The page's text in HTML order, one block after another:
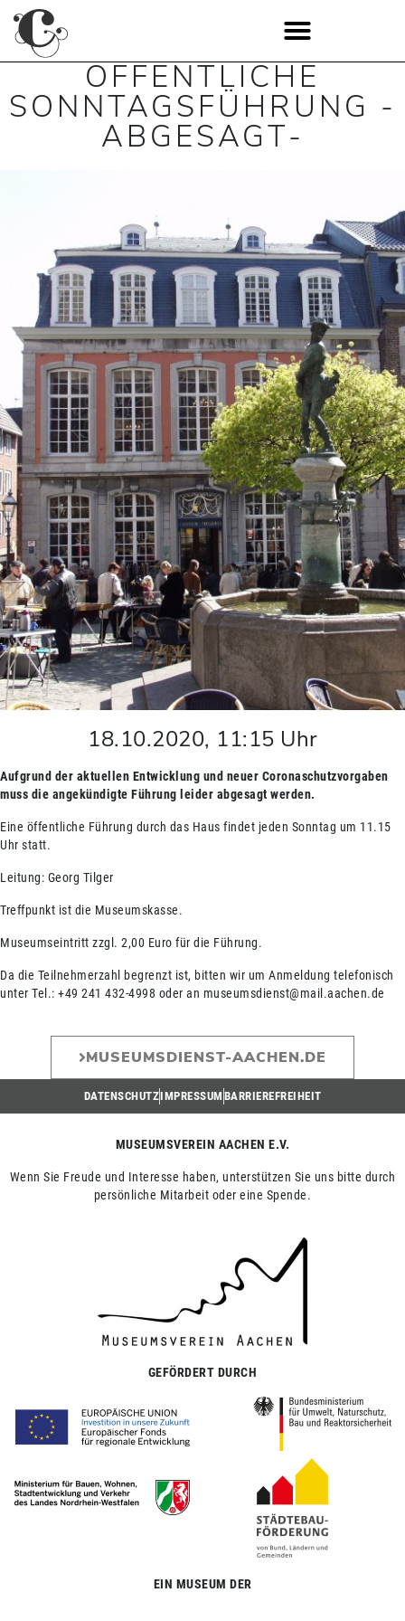
ÖFFENTLICHE
SONNTAGSFÜHRUNG -
ABGESAGT-
18.10.2020, 11:15 Uhr
Aufgrund der aktuellen Entwicklung und neuer Coronaschutzvorgaben
muss die angekündigte Führung leider abgesagt werden.
Eine öffentliche Führung durch das Haus findet jeden Sonntag um 11.15
Uhr statt.
Leitung: Georg Tilger
Treffpunkt ist die Museumskasse.
Museumseintritt zzgl. 2,00 Euro für die Führung.
Da die Teilnehmerzahl begrenzt ist, bitten wir um Anmeldung telefonisch
unter Tel.: +49 241 432-4998 oder an museumsdienst@mail.aachen.de
MUSEUMSDIENST-AACHEN.DE
DATENSCHUTZIMPRESSUM BARRIEREFREIHEIT
MUSEUMSVEREIN AACHEN E.V.
Wenn Sie Freude und Interesse haben, unterstützen Sie uns bitte durch
persönliche Mitarbeit oder eine Spende.
GEFÖRDERT DURCH
EIN MUSEUM DER